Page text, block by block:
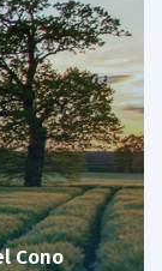
Cono